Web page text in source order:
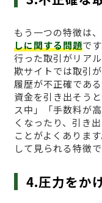
もう一つの特徴は、
しに関する問題で
行った取引がリア
欺サイトでは取引
履歴が不正確であ
資金を引き出そう
ス中」「手数料が
くなったり、引き
ことがよくありま
して見られる特徴で
4.圧力をか